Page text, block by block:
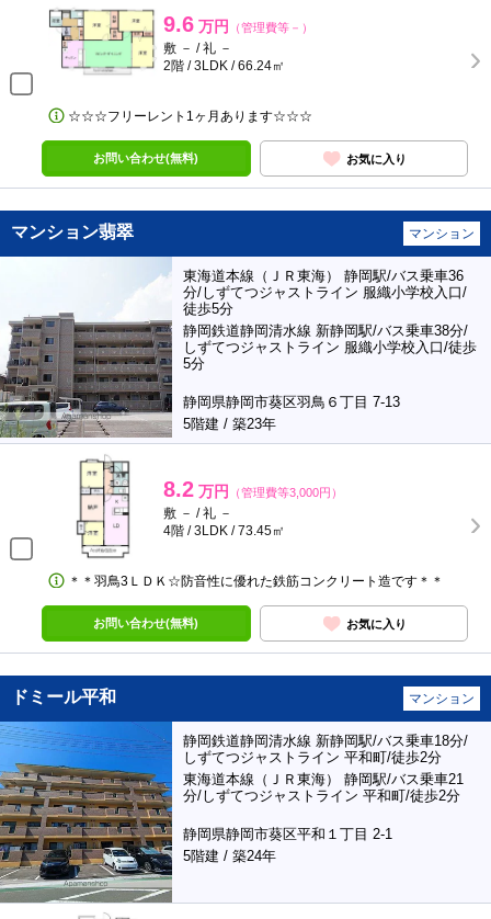
9.6 万円 （管理費等－）
敷 － / 礼 －
2階 / 3LDK / 66.24㎡
☆☆☆フリーレント1ヶ月あります☆☆☆
お問い合わせ(無料) お気に入り
マンション翡翠 マンション
東海道本線（ＪＲ東海） 静岡駅/バス乗車36
分/しずてつジャストライン 服織小学校入口/
徒歩5分
静岡鉄道静岡清水線 新静岡駅/バス乗車38分/
しずてつジャストライン 服織小学校入口/徒歩
5分
静岡県静岡市葵区羽鳥６丁目 7-13
5階建 / 築23年
8.2 万円 （管理費等3,000円）
敷 － / 礼 －
4階 / 3LDK / 73.45㎡
＊＊羽鳥3ＬＤＫ☆防音性に優れた鉄筋コンクリート造です＊＊
お問い合わせ(無料) お気に入り
ドミール平和 マンション
静岡鉄道静岡清水線 新静岡駅/バス乗車18分/
しずてつジャストライン 平和町/徒歩2分
東海道本線（ＪＲ東海） 静岡駅/バス乗車21
分/しずてつジャストライン 平和町/徒歩2分
静岡県静岡市葵区平和１丁目 2-1
5階建 / 築24年